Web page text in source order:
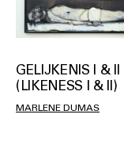
GELIJKENIS I & II
(LIKENESS I & II)
MARLENE DUMAS